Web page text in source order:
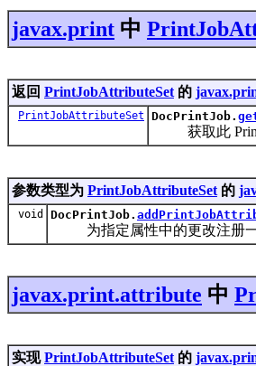
javax.print 中
返回 PrintJobAttributeSet 的
PrintJobAttributeSet DocPrintJob.
获取此
参数类型为 PrintJobAttributeSet 的
void DocPrintJob.
为指定属性中的更改注册一
javax.print.attribute 中
实现PrintJobAttributeSet 的